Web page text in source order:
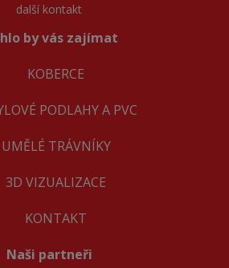
další kontakt
by vás zajímat
KOBERCE
PODLAHY A PVC
UMĚLÉ TRÁVNÍKY
3D VIZUALIZACE
KONTAKT
Naši partneři